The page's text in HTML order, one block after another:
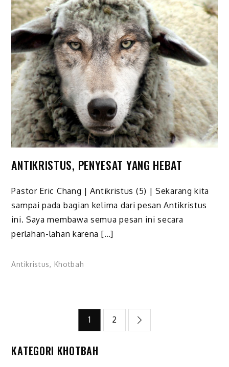
ANTIKRISTUS, PENYESAT YANG HEBAT
Pastor Eric Chang | Antikristus (5) | Sekarang kita
sampai pada bagian kelima dari pesan Antikristus
ini. Saya membawa semua pesan ini secara
perlahan-lahan karena […]
Antikristus, Khotbah
pagination
1 2
KATEGORI KHOTBAH